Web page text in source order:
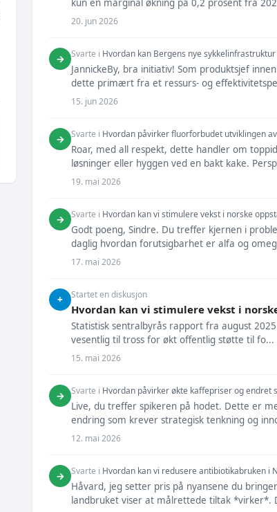
kun en marginal økning på 0,2 prosent fra
20. jun 2026
→ Svarte i Hvordan kan Bergens nye
JannickeBy, bra initiativ! Som produktsjef
dette primært fra et ressurs- og
15. jun 2026
→ Svarte i Hvordan påvirker fluorforbudet utviklingen
Roar, med all respekt, dette handler om
løsninger eller hyggen ved en bakt kake.
19. mai 2026
→ Svarte i Hvordan kan vi stimulere vekst i norske
Godt poeng, Sindre. Du treffer kjernen i
daglig hvordan forutsigbarhet er alfa og
17. mai 2026
+ Startet en diskusjon
Hvordan kan vi stimulere vekst i
Statistisk sentralbyrås rapport fra august
vesentlig til tross for økt offentlig støtte til fo...
15. mai 2026
→ Svarte i Hvordan påvirker økte kaffepriser og endret
Live, du treffer spikeren på hodet. Dette er
endring som krever strategisk tenkning og
12. mai 2026
→ Svarte i Hvordan kan vi redusere antibiotikabruken i
Håvard, jeg setter pris på nyansene du
landbruket viser at målrettede tiltak *virker*.